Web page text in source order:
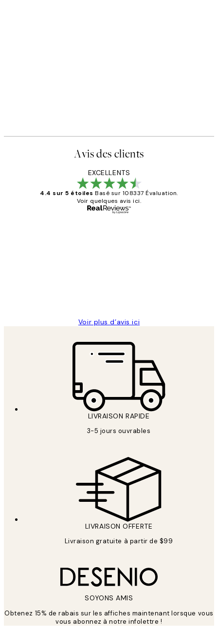
Avis des clients
EXCELLENTS
4.4 sur 5 étoiles Basé sur 108337 Évaluation.
Voir quelques avis ici.
Voir plus d’avis ici
LIVRAISON RAPIDE
3-5 jours ouvrables
LIVRAISON OFFERTE
Livraison gratuite à partir de $99
SOYONS AMIS
Obtenez 15% de rabais sur les affiches maintenant lorsque vous
vous abonnez à notre infolettre !